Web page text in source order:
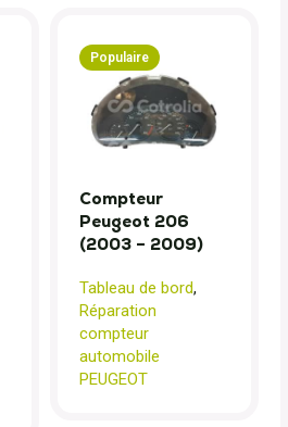
Populaire
Compteur
Peugeot 206
(2003 – 2009)
Tableau de bord,
Réparation
compteur
automobile
PEUGEOT